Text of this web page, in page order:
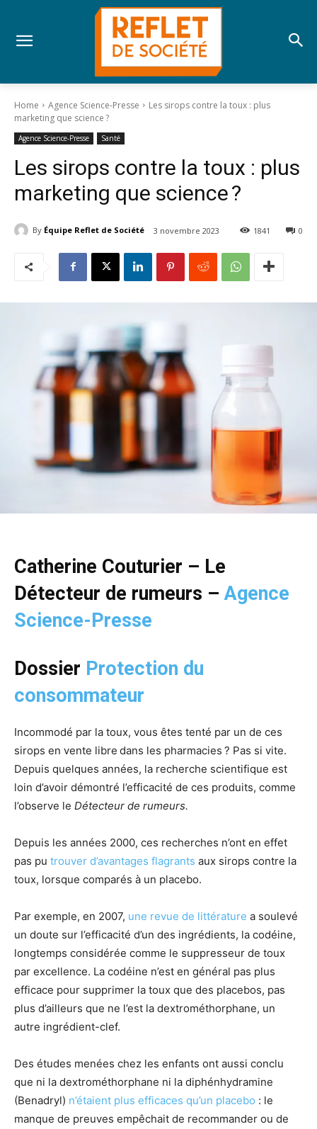
Home Agence Science-Presse
Les sirops contre la toux : plus
marketing que science ?
Agence Science-Presse Santé
Les sirops contre la toux : plus
marketing que science ?
By Équipe Reflet de Société 3 novembre 2023 0
1841
Catherine Couturier – Le
Détecteur de rumeurs –Agence
Science-Presse
Dossier Protection du
consommateur
Incommodé par la toux, vous êtes tenté par un de ces
sirops en vente libre dans les pharmacies ? Pas si vite.
Depuis quelques années, la recherche scientifique est
loin d’avoir démontré l’efficacité de ces produits, comme
l’observe le Détecteur de rumeurs.
Depuis les années 2000, ces recherches n’ont en effet
pas pu trouver d’avantages flagrants aux sirops contre la
toux, lorsque comparés à un placebo.
Par exemple, en 2007, une revue de littérature a soulevé
un doute sur l’efficacité d’un des ingrédients, la codéine,
longtemps considérée comme le suppresseur de toux
par excellence. La codéine n’est en général pas plus
efficace pour supprimer la toux que des placebos, pas
plus d’ailleurs que ne l’est la dextrométhorphane, un
autre ingrédient-clef.
Des études menées chez les enfants ont aussi conclu
que ni la dextrométhorphane ni la diphénhydramine
(Benadryl) n’étaient plus efficaces qu’un placebo : le
manque de preuves empêchait de recommander ou de